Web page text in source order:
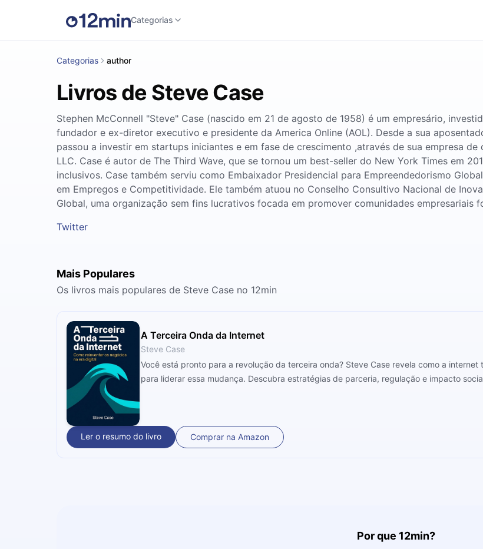
Categorias
Categorias author
Livros de Steve Case
Stephen McConnell "Steve" Case (nascido em 21 de agosto de 1958) é um empresário,
fundador e ex-diretor executivo e presidente da America Online (AOL). Desde a sua
passou a investir em startups iniciantes e em fase de crescimento ,através de sua empresa
LLC. Case é autor de The Third Wave, que se tornou um best-seller do New York Times em
inclusivos. Case também serviu como Embaixador Presidencial para Empreendedorismo
em Empregos e Competitividade. Ele também atuou no Conselho Consultivo Nacional de
Global, uma organização sem fins lucrativos focada em promover comunidades empresariais
Twitter
Mais Populares
Os livros mais populares de Steve Case no 12min
A Terceira Onda da Internet
Steve Case
Você está pronto para a revolução da terceira onda? Steve Case revela como a
para liderar essa mudança. Descubra estratégias de parceria, regulação e impacto
Ler o resumo do livro Comprar na Amazon
Por que 12min?